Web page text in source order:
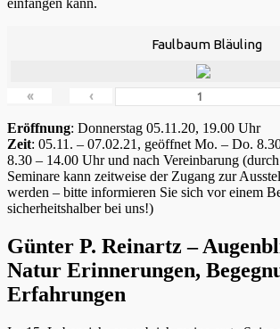
einfangen kann.
Faulbaum Bläuling
« ‹
Eröffnung: Donnerstag 05.11.20, 19.00 Uhr
Zeit: 05.11. – 07.02.21, geöffnet Mo. – Do.
8.30 – 14.00 Uhr und nach Vereinbarung
Seminare kann zeitweise der Zugang zur
werden – bitte informieren Sie sich vor einem
sicherheitshalber bei uns!)
Günter P. Reinartz –
Natur Erinnerungen,
Erfahrungen